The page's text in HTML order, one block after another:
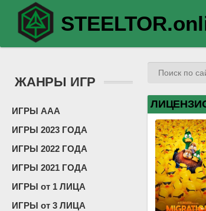
ЖАНРЫ ИГР
ИГРЫ ААА
ИГРЫ 2023 ГОДА
ИГРЫ 2022 ГОДА
ИГРЫ 2021 ГОДА
ИГРЫ от 1 ЛИЦА
ИГРЫ от 3 ЛИЦА